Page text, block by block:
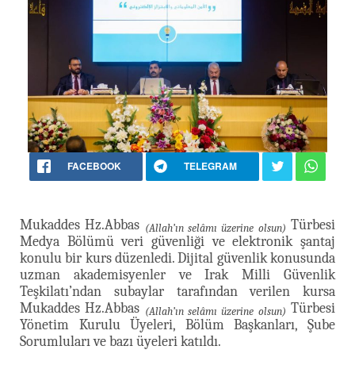
FACEBOOK TELEGRAM
Mukaddes Hz.Abbas (Allah’ın selâmı üzerine olsun) Türbesi
Medya Bölümü veri güvenliği ve elektronik şantaj
konulu bir kurs düzenledi. Dijital güvenlik konusunda
uzman akademisyenler ve Irak Milli Güvenlik
Teşkilatı’ndan subaylar tarafından verilen kursa
Mukaddes Hz.Abbas (Allah’ın selâmı üzerine olsun) Türbesi
Yönetim Kurulu Üyeleri, Bölüm Başkanları, Şube
Sorumluları ve bazı üyeleri katıldı.